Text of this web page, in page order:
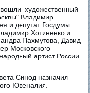
художественный
Владимир
и депутат Госдумы
Хотиненко и
Пахмутова, Давид
Московского
артист России
Синод назначил
Ювеналия.